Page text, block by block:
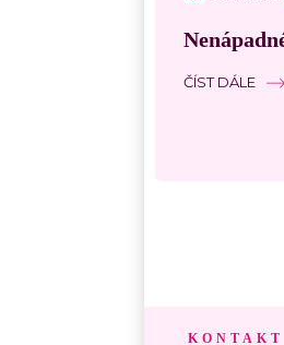
ČÍST DÁLE
KONTAKT